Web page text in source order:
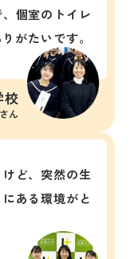
個室のトイレ
がたいです。
校
ん
ど、突然の生
ある環境がと